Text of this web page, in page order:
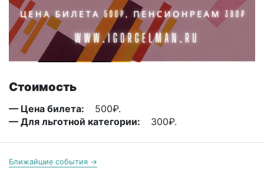
Стоимость
— Цена билета:
500₽.
— Для льготной категории:
300₽.
Ближайшие события →